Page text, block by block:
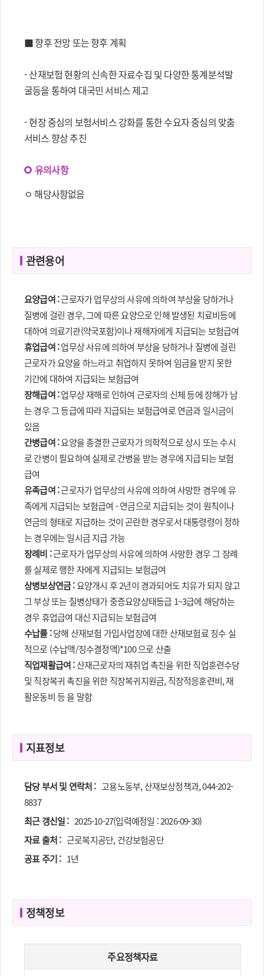
■ 향후 전망 또는 향후 계획
- 산재보험 현황의 신속한 자료수집 및 다양한 통계분석발
굴등을 통하여 대국민 서비스 제고
- 현장 중심의 보험서비스 강화를 통한 수요자 중심의 맞춤
서비스 향상 추진
유의사항
ㅇ 해당사항없음
관련용어
요양급여 :근로자가 업무상의 사유에 의하여 부상을 당하거나
질병에 걸린 경우, 그에 따른 요양으로 인해 발생된 치료비등에
대하여 의료기관(약국포함)이나 재해자에게 지급되는 보험급여
휴업급여 :업무상 사유에 의하여 부상을 당하거나 질병에 걸린
근로자가 요양을 하느라고 취업하지 못하여 임금을 받지 못한
기간에 대하여 지급되는 보험급여
장해급여 :업무상 재해로 인하여 근로자의 신체 등에 장해가 남
는 경우 그 등급에 따라 지급되는 보험급여로 연금과 일시금이
있음
간병급여 :요양을 종결한 근로자가 의학적으로 상시 또는 수시
로 간병이 필요하여 실제로 간병을 받는 경우에 지급되는 보험
급여
유족급여 :근로자가 업무상의 사유에 의하여 사망한 경우에 유
족에게 지급되는 보험급여 - 연금으로 지급되는 것이 원칙이나
연금의 형태로 지급하는 것이 곤란한 경우로서 대통령령이 정하
는 경우에는 일시금 지급 가능
장례비 :근로자가 업무상의 사유에 의하여 사망한 경우 그 장례
를 실제로 행한 자에게 지급되는 보험급여
상병보상연금 :요양개시 후 2년이 경과되어도 치유가 되지 않고
그 부상 또는 질병상태가 중증요양상태등급 1~3급에 해당하는
경우 휴업급여 대신 지급되는 보험급여
수납률 :당해 산재보험 가입사업장에 대한 산재보험료 징수 실
적으로 (수납액/징수결정액)*100 으로 산출
직업재활급여 :산재근로자의 재취업 촉진을 위한 직업훈련수당
및 직장복귀 촉진을 위한 직장복귀지원금, 직장적응훈련비, 재
활운동비 등 을 말함
지표정보
담당 부서 및 연락처 : 고용노동부, 산재보상정책과, 044-202-
8837
최근 갱신일 : 2025-10-27(입력예정일 : 2026-09-30)
자료 출처 : 근로복지공단, 건강보험공단
공표 주기 : 1년
정책정보
주요정책자료